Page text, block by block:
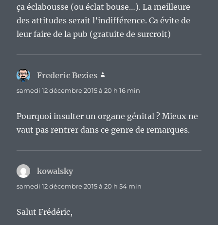
ça éclabousse (ou éclat bouse…). La meilleure
des attitudes serait l’indifférence. Ca évite de
leur faire de la pub (gratuite de surcroit)
Frederic Bezies
samedi 12 décembre 2015 à 20 h 16 min
Pourquoi insulter un organe génital ? Mieux ne
vaut pas rentrer dans ce genre de remarques.
kowalskydit :
samedi 12 décembre 2015 à 20 h 54 min
Salut Frédéric,